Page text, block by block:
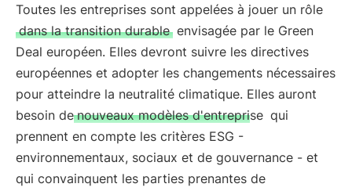
Toutes les entreprises sont appelées à jouer un rôle
dans la transition durable envisagée par le Green
Deal européen. Elles devront suivre les directives
européennes et adopter les changements nécessaires
pour atteindre la neutralité climatique. Elles auront
besoin de nouveaux modèles d'entreprise qui
prennent en compte les critères ESG -
environnementaux, sociaux et de gouvernance - et
qui convainquent les parties prenantes de